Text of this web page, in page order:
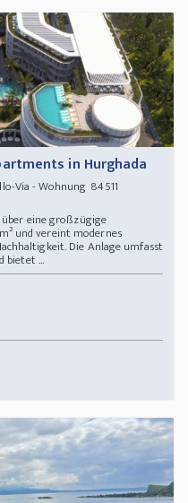
in Hurghada
Via - Wohnung 84511
eine großzügige
und vereint modernes
Die Anlage umfasst
bietet ...